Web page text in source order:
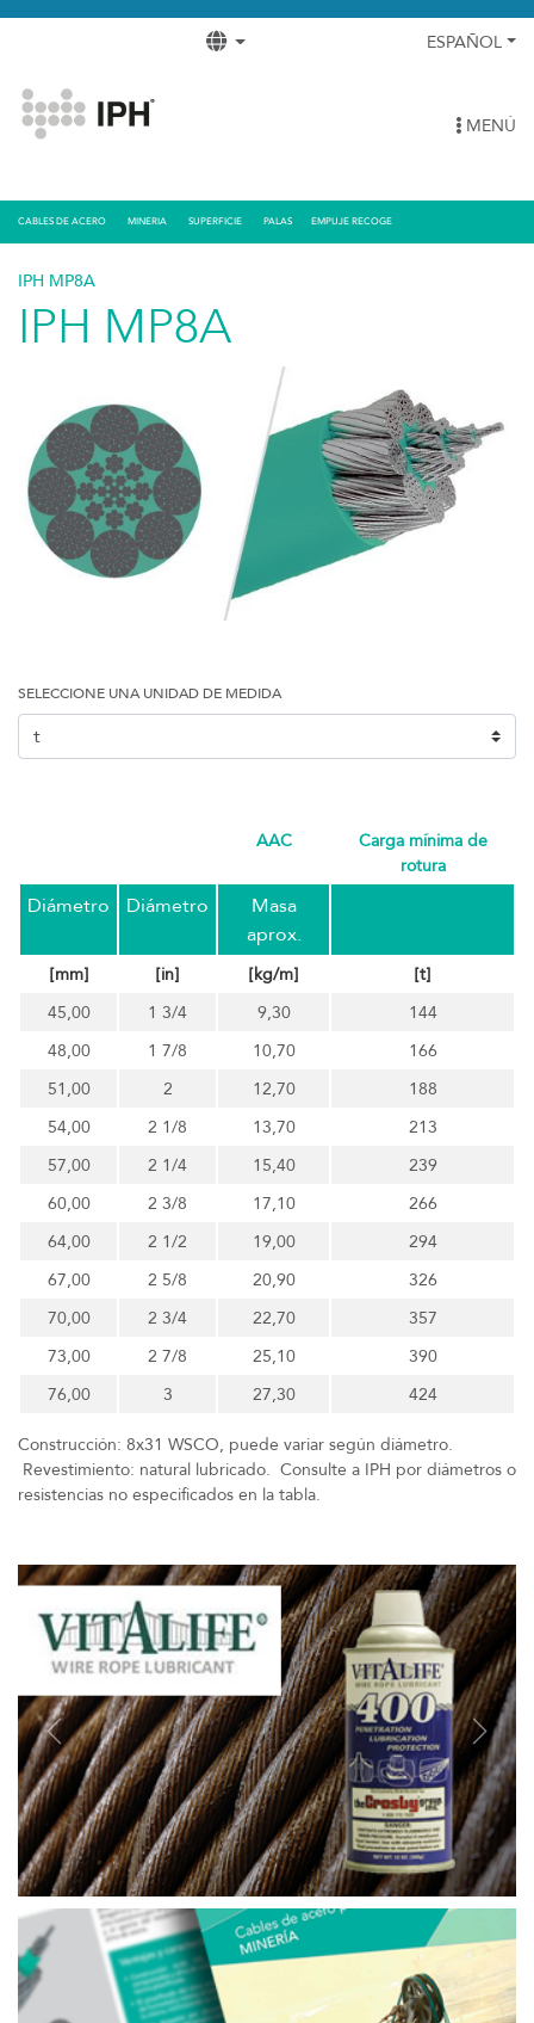
ESPAÑOL
MENÚ
CABLES DE ACERO MINERIA SUPERFICIE PALAS EMPUJE RECOGE
IPH MP8A
IPH MP8A
SELECCIONE UNA UNIDAD DE MEDIDA
AAC
carga mínima de
rotura
Diámetro Diámetro
Masa
aprox.
[mm] [in] [kg/m]
[t]
45,00
1 3/4 9,30
144
48,00
1 7/8 10,70
166
51,00
2 12,70
188
54,00
2 1/8 13,70
213
57,00
2 1/4 15,40
239
60,00
2 3/8 17,10
266
64,00
2 1/2 19,00
294
67,00
2 5/8 20,90
326
70,00
2 3/4 22,70
357
73,00
2 7/8 25,10
390
76,00
3 27,30 424
Construcción: 8x31 WSCO, puede variar según diámetro.
Revestimiento: natural lubricado. Consulte a IPH por diámetros o
resistencias no especificados en la tabla.
Previous Next